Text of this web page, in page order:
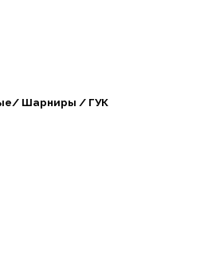
Шарниры / ГУК